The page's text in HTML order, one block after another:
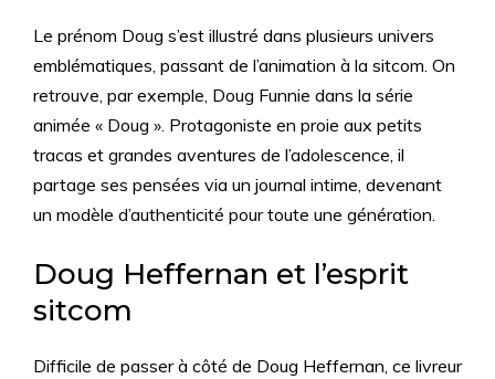
Le prénom Doug s’est illustré dans plusieurs univers
emblématiques, passant de l’animation à la sitcom. On
retrouve, par exemple, Doug Funnie dans la série
animée « Doug ». Protagoniste en proie aux petits
tracas et grandes aventures de l’adolescence, il
partage ses pensées via un journal intime, devenant
un modèle d’authenticité pour toute une génération.
Doug Heffernan et l’esprit
sitcom
Difficile de passer à côté de Doug Heffernan, ce livreur